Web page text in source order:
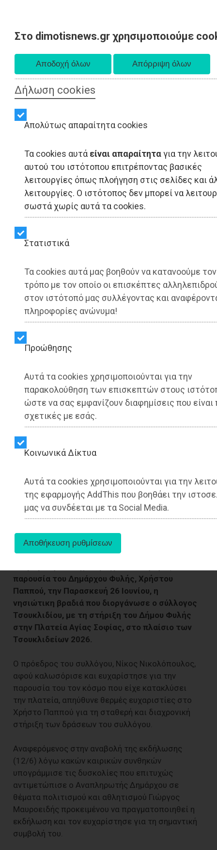
Στο dimotisnews.gr χρησιμοποιούμε
Δήλωση cookies
Απολύτως απαραίτητα cookies
Τα cookies αυτά είναι απαραίτηταγια την
αυτού του ιστότοπου επιτρέποντας βασικές
λειτουργίες όπως πλοήγηση στις σελίδες και
λειτουργίες. Ο ιστότοπος δεν μπορεί να
σωστά χωρίς αυτά τα cookies.
Στατιστικά
Τα cookies αυτά μας βοηθούν να κατανοούμε τον
τρόπο με τον οποίο οι επισκέπτες
στον ιστότοπό μας συλλέγοντας και
πληροφορίες ανώνυμα!
Προώθησης
Αυτά τα cookies χρησιμοποιούνται για την
παρακολούθηση των επισκεπτών στους
ώστε να σας εμφανίζουν διαφημίσεις που είναι
σχετικές με εσάς.
Kοινωνικά Δίκτυα
Αυτά τα cookies χρησιμοποιούνται για την
της εφαρμογής AddThis που βοηθάει την
μας να συνδέεται με τα Social Media.
Α. 6:33 πμ - Δ. 8:28 μμ
Απόλυτη η επιτυχία στα
Τσουκλίδεια 2026
(photo+video)
Dimotisnews | 29/06/2026 - 22:33
▶️ Ακούστε το κείμενο
παρουσία του Δημάρχου Φυλής, Χρήστου
Παππού, την Παρασκευή 26 Ιουνίου, η
νησιώτικη βραδιά που διοργάνωσε ο σύλλογος
Τσουκλιδίου, με τη στήριξη του Δήμου Φυλής
στην Πλατεία Αγίας Σοφίας, στο πλαίσιο των
Τσουκλιδείων 2026.
Ο πρόεδρος του συλλόγου, Νίκος Νικολόπουλος,
αφού καλωσόρισε και ευχαρίστησε για την
παρουσία του τον κόσμο που είχε κατακλύσει
την πλατεία, απηύθυνε θερμές ευχαριστίες στο
Χρήστο Παππού για τη σταθερή και διαχρονική
στήριξη των δράσεων του συλλόγου.
Αναφερόμενος στην αναβολή της εκδήλωσης
(12/6) λόγω κακών καιρικών συνθηκών
υπογράμμισε τις δυσκολίες που επιτυχώς
αντιμετώπισε ο Αναπληρωτής Δημάρχου σε
θέματα πολιτισμού και αθλητισμού Γιώργος
Μαυροειδής προκειμένου να πραγματοποιηθεί η
εκδήλωση και τον ευχαρίστησε για τη σημαντική
συμβολή του.